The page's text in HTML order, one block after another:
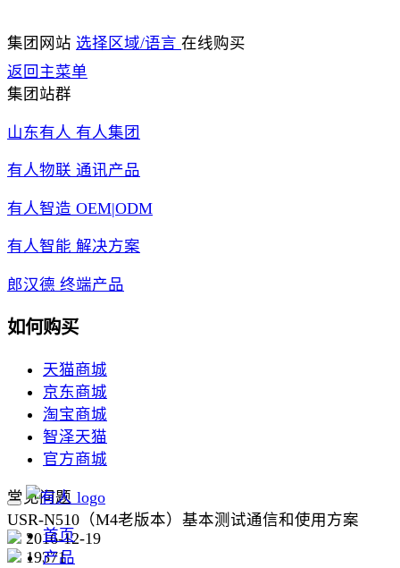
集团网站 选择区域/语言 在线购买
返回主菜单
集团站群
山东有人 有人集团
有人物联 通讯产品
有人智造 OEM|ODM
有人智能 解决方案
郎汉德 终端产品
如何购买
天猫商城
京东商城
淘宝商城
智泽天猫
官方商城
首页
产品
常见问题
USR-N510（M4老版本）基本测试通信和使用方案
2016-12-19
19371